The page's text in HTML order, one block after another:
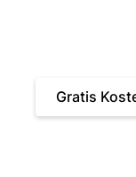
Gratis